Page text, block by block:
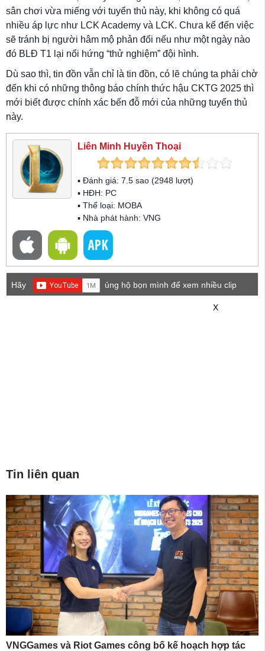
sân chơi vừa miếng với tuyển thủ này, khi không có quá
nhiều áp lực như LCK Academy và LCK. Chưa kể đến việc
sẽ tránh bị người hâm mộ phản đối nếu như một ngày nào
đó BLĐ T1 lại nổi hứng “thử nghiệm” đội hình.
Dù sao thì, tin đồn vẫn chỉ là tin đồn, có lẽ chúng ta phải chờ
đến khi có những thông báo chính thức hậu CKTG 2025 thì
mới biết được chính xác bến đỗ mới của những tuyển thủ
này.
Liên Minh Huyền Thoại
▪ Đánh giá: 7.5 sao (2948 lượt)
▪ HĐH: PC
▪ Thể loại: MOBA
▪ Nhà phát hành: VNG
Hãy
ủng hộ bọn mình để xem nhiều clip
X
Tin liên quan
VNGGames và Riot Games công bố kế hoạch hợp tác